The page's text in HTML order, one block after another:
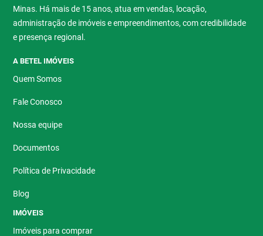
Minas. Há mais de 15 anos, atua em vendas, locação,
administração de imóveis e empreendimentos, com credibilidade
e presença regional.
A BETEL IMÓVEIS
Quem Somos
Fale Conosco
Nossa equipe
Documentos
Política de Privacidade
Blog
IMÓVEIS
Imóveis para comprar